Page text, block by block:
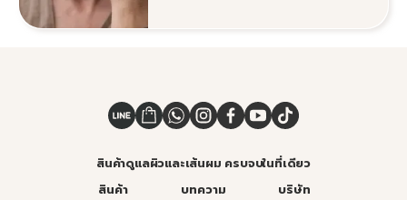
สินค้าดูแลผิวและเส้นผม ครบจบในที่เดียว
สินค้า
บทความ
บริษัท